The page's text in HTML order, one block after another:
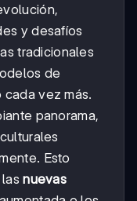
y desafíos
tradicionales
de
vez más.
panorama,
Esto
lasnuevas